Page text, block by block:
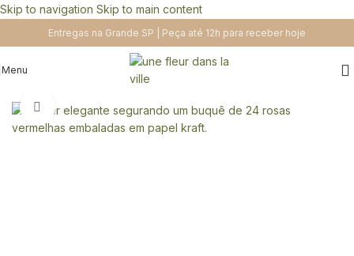
Skip to navigation Skip to main content
Entregas na Grande SP | Peça até 12h para receber hoje
Menu
Clique para ampliar